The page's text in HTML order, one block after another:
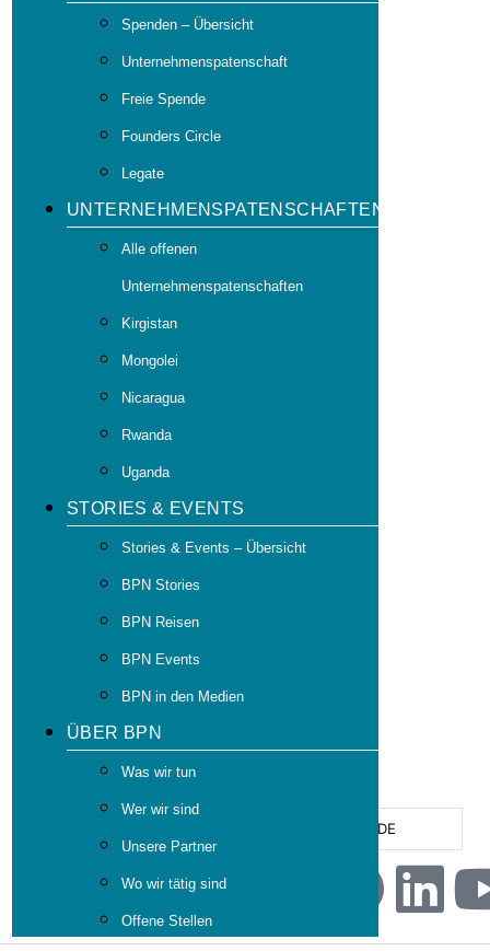
Spenden – Übersicht
Unternehmenspatenschaft
Freie Spende
Founders Circle
Legate
UNTERNEHMENSPATENSCHAFTEN
Alle offenen
Unternehmenspatenschaften
Kirgistan
Mongolei
Nicaragua
Rwanda
Uganda
STORIES & EVENTS
Stories & Events – Übersicht
BPN Stories
BPN Reisen
BPN Events
BPN in den Medien
ÜBER BPN
Was wir tun
Wer wir sind
Unsere Partner
Wo wir tätig sind
Offene Stellen
DE